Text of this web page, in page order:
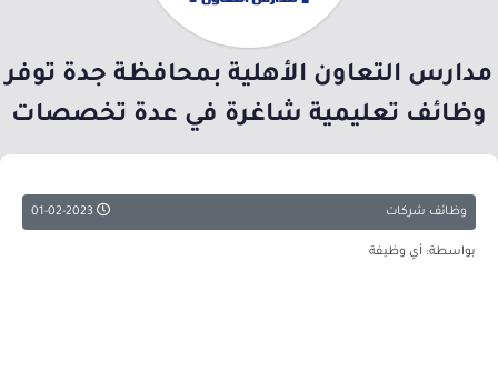
مدارس التعاون الأهلية بمحافظة جدة توفر
وظائف تعليمية شاغرة في عدة تخصصات
وظائف شركات
بواسطة: أي وظيفة